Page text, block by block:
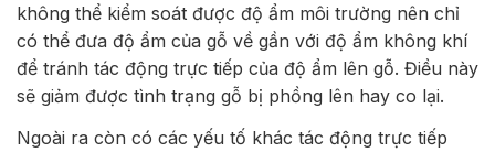
không thể kiểm soát được độ ẩm môi trường nên chỉ
có thể đưa độ ẩm của gỗ về gần với độ ẩm không khí
để tránh tác động trực tiếp của độ ẩm lên gỗ. Điều này
sẽ giảm được tình trạng gỗ bị phồng lên hay co lại.
Ngoài ra còn có các yếu tố khác tác động trực tiếp